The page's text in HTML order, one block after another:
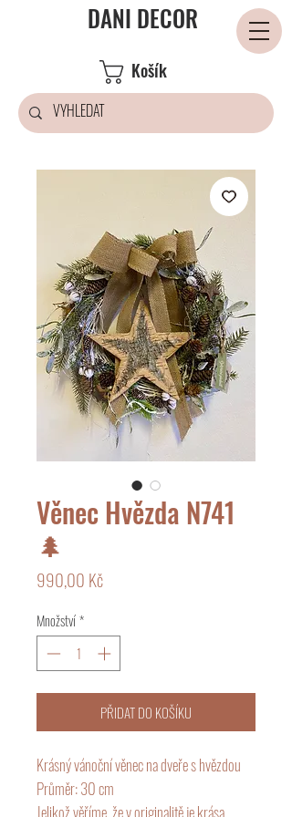
Košík
DANI DECOR
Věnec Hvězda N741
🌲
990,00 KčCena
Množství*
PŘIDAT DO KOŠÍKU
Krásný vánoční věnec na dveře s hvězdou
Průměr: 30 cm
Jelikož věříme, že v originalitě je krása,